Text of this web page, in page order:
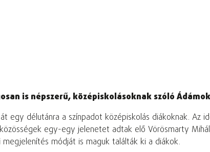
is népszerű, középiskolásoknak szóló
egy délutánra a színpadot középiskolás diákoknak. Az
egy-egy jelenetet adtak elő Vörösmarty
módját is maguk találták ki a diákok.